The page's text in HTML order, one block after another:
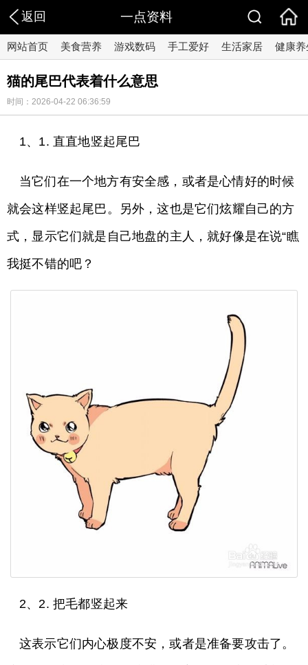
返回 一点资料
网站首页 美食营养 游戏数码 手工爱好 生活家居 健康养
猫的尾巴代表着什么意思
时间：2026-04-22 06:36:59
1、1. 直直地竖起尾巴
当它们在一个地方有安全感，或者是心情好的时候
就会这样竖起尾巴。另外，这也是它们炫耀自己的方
式，显示它们就是自己地盘的主人，就好像是在说“瞧
我挺不错的吧？
2、2. 把毛都竖起来
这表示它们内心极度不安，或者是准备要攻击了。